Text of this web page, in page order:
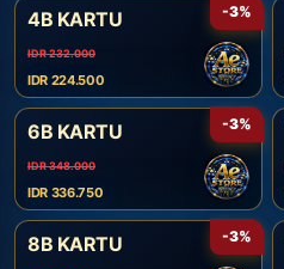
-3%
4B KARTU
IDR 232.000
IDR 224.500
-3%
6B KARTU
IDR 348.000
IDR 336.750
-3%
8B KARTU